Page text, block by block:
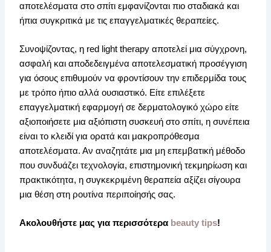
αποτελέσματα στο σπίτι εμφανίζονται πιο σταδιακά και
ήπια συγκριτικά με τις επαγγελματικές θεραπείες.
Συνοψίζοντας, η red light therapy αποτελεί μια σύγχρονη,
ασφαλή και αποδεδειγμένα αποτελεσματική προσέγγιση
για όσους επιθυμούν να φροντίσουν την επιδερμίδα τους
με τρόπο ήπιο αλλά ουσιαστικό. Είτε επιλέξετε
επαγγελματική εφαρμογή σε δερματολογικό χώρο είτε
αξιοποιήσετε μια αξιόπιστη συσκευή στο σπίτι, η συνέπεια
είναι το κλειδί για ορατά και μακροπρόθεσμα
αποτελέσματα. Αν αναζητάτε μια μη επεμβατική μέθοδο
που συνδυάζει τεχνολογία, επιστημονική τεκμηρίωση και
πρακτικότητα, η συγκεκριμένη θεραπεία αξίζει σίγουρα
μια θέση στη ρουτίνα περιποίησής σας.
Ακολουθήστε μας για περισσότερα beauty tips!